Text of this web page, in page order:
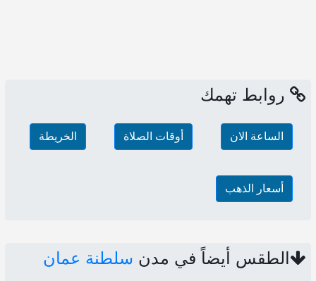
روابط تهمك
الساعة الان أوقات الصلاة الخريطة
أسعار الذهب
الطقس أيضاً في مدن سلطنة عمان